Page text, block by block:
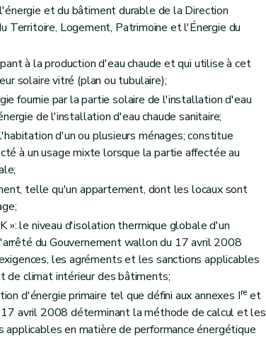
et du bâtiment durable de la Direction
Territoire, Logement, Patrimoine et l'Énergie du
à la production d'eau chaude et qui utilise à cet
solaire vitré (plan ou tubulaire);
fournie par la partie solaire de l'installation d'eau
de l'installation d'eau chaude sanitaire;
d'un ou plusieurs ménages; constitue
à un usage mixte lorsque la partie affectée au
telle qu'un appartement, dont les locaux sont
»: le niveau d'isolation thermique globale d'un
du Gouvernement wallon du 17 avril 2008
les agréments et les sanctions applicables
de climat intérieur des bâtiments;
d'énergie primaire tel que défini aux annexes Ire et
avril 2008 déterminant la méthode de calcul et les
en matière de performance énergétique